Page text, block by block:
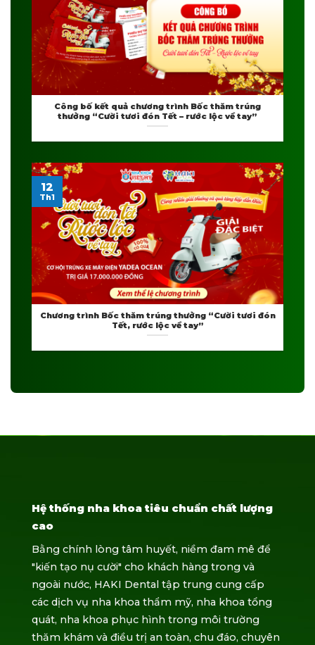
Công bố kết quả chương trình Bốc thăm trúng
thưởng “Cười tươi đón Tết – rước lộc về tay”
Chương trình Bốc thăm trúng thưởng “Cười tươi đón
Tết, rước lộc về tay”
12
Th1
Hệ thống nha khoa tiêu chuẩn chất lượng
cao
Bằng chính lòng tâm huyết, niềm đam mê để
"kiến tạo nụ cười" cho khách hàng trong và
ngoài nước, HAKI Dental tập trung cung cấp
các dịch vụ nha khoa thẩm mỹ, nha khoa tổng
quát, nha khoa phục hình trong môi trường
thăm khám và điều trị an toàn, chu đáo, chuyên